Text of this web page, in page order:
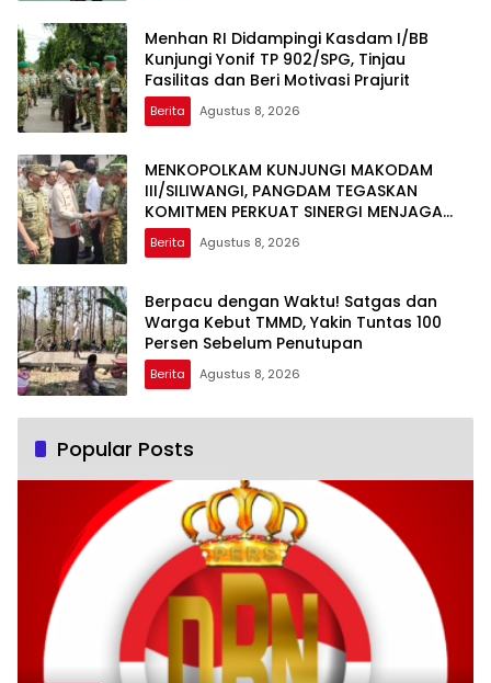
Menhan RI Didampingi Kasdam I/BB
Kunjungi Yonif TP 902/SPG, Tinjau
Fasilitas dan Beri Motivasi Prajurit
Berita Agustus 8, 2026
MENKOPOLKAM KUNJUNGI MAKODAM
III/SILIWANGI, PANGDAM TEGASKAN
KOMITMEN PERKUAT SINERGI MENJAGA
STABILITAS NASIONAL
Berita Agustus 8, 2026
Berpacu dengan Waktu! Satgas dan
Warga Kebut TMMD, Yakin Tuntas 100
Persen Sebelum Penutupan
Berita Agustus 8, 2026
Popular Posts